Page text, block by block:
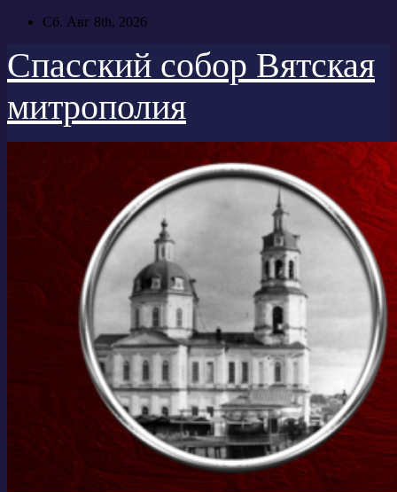
Перейти
содержимому
Сб. Авг 8th, 2026
Спасский собор Вятская
митрополия